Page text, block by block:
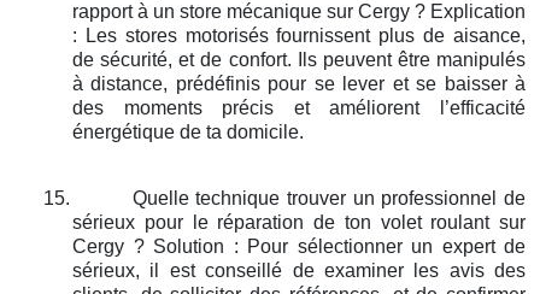
rapport à un store mécanique sur Cergy ? Explication
: Les stores motorisés fournissent plus de aisance,
de sécurité, et de confort. Ils peuvent être manipulés
à distance, prédéfinis pour se lever et se baisser à
des moments précis et améliorent l’efficacité
énergétique de ta domicile.
15.
Quelle technique trouver un professionnel de
sérieux pour le réparation de ton volet roulant sur
Cergy ? Solution : Pour sélectionner un expert de
sérieux, il est conseillé de examiner les avis des